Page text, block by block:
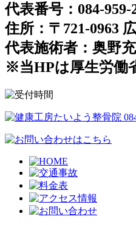
代表番号：084-959-
住所：〒721-0963
代表施術者：奥野
※当HPは厚生労働